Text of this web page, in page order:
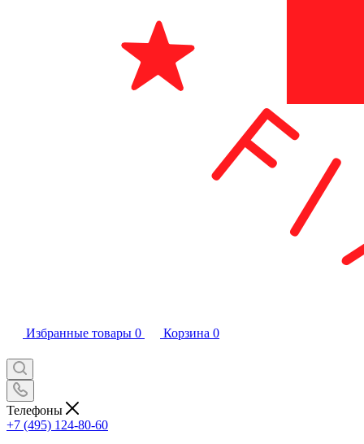
Избранные товары 0 Корзина 0
Телефоны
+7 (495) 124-80-60